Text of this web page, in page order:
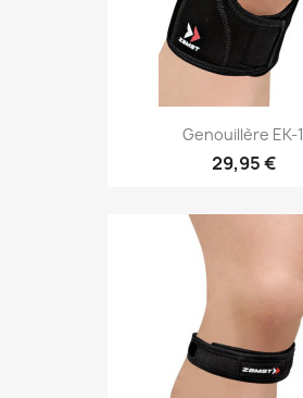
Genouillère EK-1
29,95 €